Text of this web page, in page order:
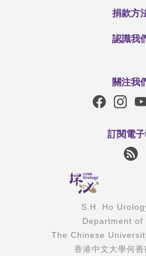
捐款方
認識我
關注我
訂閱電
S.H. Ho
Department of
The Chinese
香港中文大學何